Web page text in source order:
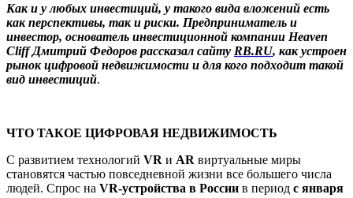
Как и у любых инвестиций, у такого вида вложений есть
как перспективы, так и риски. Предприниматель и
инвестор, основатель инвестиционной компании Heaven
Cliff Дмитрий Федоров рассказал сайту RB.RU, как устроен
рынок цифровой недвижимости и для кого подходит такой
вид инвестиций.
ЧТО ТАКОЕ ЦИФРОВАЯ НЕДВИЖИМОСТЬ
С развитием технологий VR и AR виртуальные миры
становятся частью повседневной жизни все большего числа
людей. Спрос на VR-устройства в России в период с января